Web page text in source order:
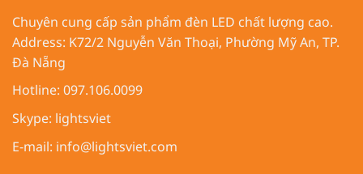
Chuyên cung cấp sản phẩm đèn LED chất lượng cao.
Address: K72/2 Nguyễn Văn Thoại, Phường Mỹ An, TP.
Đà Nẵng
Hotline: 097.106.0099
Skype: lightsviet
E-mail: info@lightsviet.com